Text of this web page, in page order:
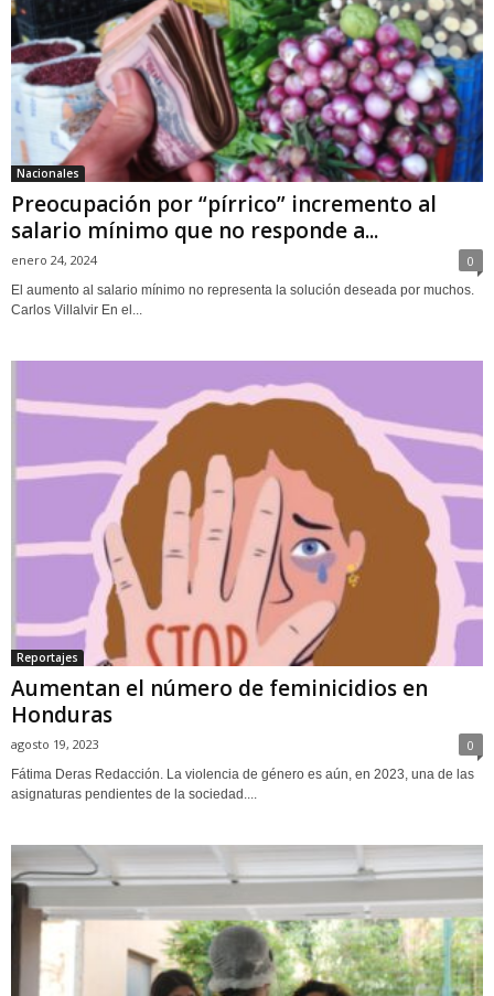
Nacionales
Preocupación por “pírrico” incremento al
salario mínimo que no responde a...
enero 24, 2024 0
El aumento al salario mínimo no representa la solución deseada por muchos.
Carlos Villalvir En el...
Reportajes
Aumentan el número de feminicidios en
Honduras
agosto 19, 2023 0
Fátima Deras Redacción. La violencia de género es aún, en 2023, una de las
asignaturas pendientes de la sociedad....